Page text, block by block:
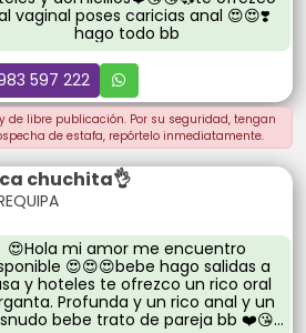
vaginal poses caricias anal 😍😍❣️
hago todo bb
597 222
de libre publicación. Por su seguridad, tengan
de estafa, repórtelo inmediatamente.
chuchita👌
😍Hola mi amor me encuentro
😍😍😍bebe hago salidas a
y hoteles te ofrezco un rico oral
Profunda y un rico anal y un
bebe trato de pareja bb ❤️😘